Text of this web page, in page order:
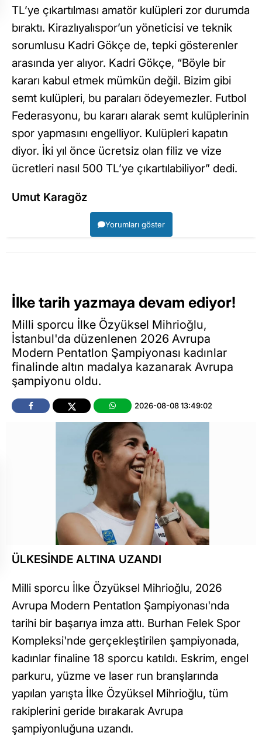
TL’ye çıkartılması amatör kulüpleri zor durumda
bıraktı. Kirazlıyalıspor’un yöneticisi ve teknik
sorumlusu Kadri Gökçe de, tepki gösterenler
arasında yer alıyor. Kadri Gökçe, “Böyle bir
kararı kabul etmek mümkün değil. Bizim gibi
semt kulüpleri, bu paraları ödeyemezler. Futbol
Federasyonu, bu kararı alarak semt kulüplerinin
spor yapmasını engelliyor. Kulüpleri kapatın
diyor. İki yıl önce ücretsiz olan filiz ve vize
ücretleri nasıl 500 TL’ye çıkartılabiliyor” dedi.
Umut Karagöz
Yorumları göster
İlke tarih yazmaya devam ediyor!
Milli sporcu İlke Özyüksel Mihrioğlu,
İstanbul'da düzenlenen 2026 Avrupa
Modern Pentatlon Şampiyonası kadınlar
finalinde altın madalya kazanarak Avrupa
şampiyonu oldu.
2026-08-08 13:49:02
ÜLKESİNDE ALTINA UZANDI
Milli sporcu İlke Özyüksel Mihrioğlu, 2026
Avrupa Modern Pentatlon Şampiyonası'nda
tarihi bir başarıya imza attı. Burhan Felek Spor
Kompleksi'nde gerçekleştirilen şampiyonada,
kadınlar finaline 18 sporcu katıldı. Eskrim, engel
parkuru, yüzme ve laser run branşlarında
yapılan yarışta İlke Özyüksel Mihrioğlu, tüm
rakiplerini geride bırakarak Avrupa
şampiyonluğuna uzandı.